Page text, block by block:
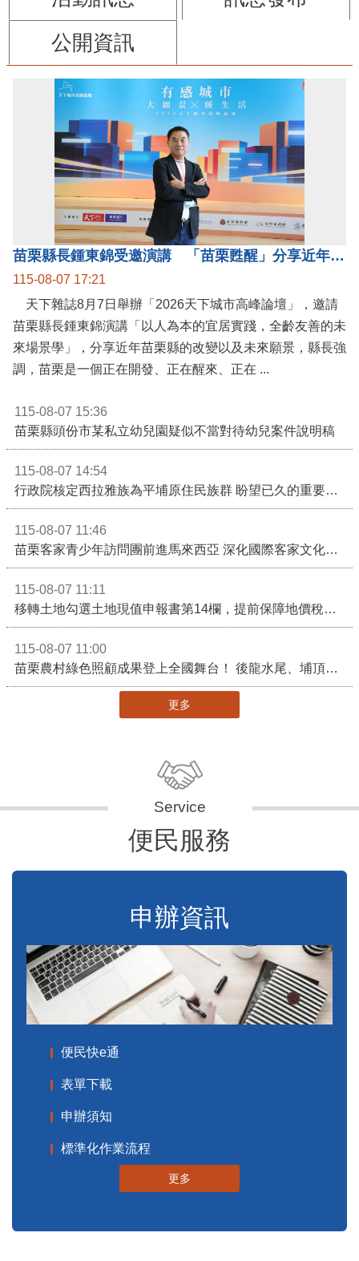
公開資訊
苗栗縣長鍾東錦受邀演講 「苗栗甦醒」分享近年轉變
115-08-07 17:21
天下雜誌8月7日舉辦「2026天下城市高峰論壇」，邀請
苗栗縣長鍾東錦演講「以人為本的宜居實踐，全齡友善的未
來場景學」，分享近年苗栗縣的改變以及未來願景，縣長強
調，苗栗是一個正在開發、正在醒來、正在 ...
115-08-07 15:36
苗栗縣頭份市某私立幼兒園疑似不當對待幼兒案件說明稿
115-08-07 14:54
行政院核定西拉雅族為平埔原住民族群 盼望已久的重要時刻到來！8月13日起受理民族成員名冊登記
115-08-07 11:46
苗栗客家青少年訪問團前進馬來西亞 深化國際客家文化交流
115-08-07 11:11
移轉土地勾選土地現值申報書第14欄，提前保障地價稅節稅權益
115-08-07 11:00
苗栗農村綠色照顧成果登上全國舞台！ 後龍水尾、埔頂社區前進2026高齡健康產業博覽會
更多
便民服務
申辦資訊
便民快e通
表單下載
申辦須知
標準化作業流程
更多